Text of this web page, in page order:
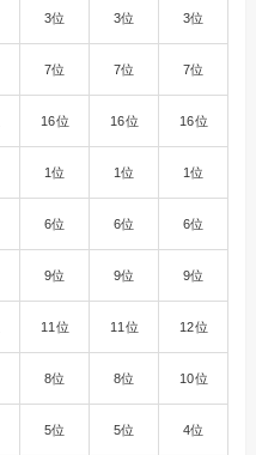
3位 3位 3位
7位 7位 7位
16位 16位 16位
1位 1位 1位
6位 6位 6位
9位 9位 9位
11位 11位 12位
8位 8位 10位
5位 5位 4位